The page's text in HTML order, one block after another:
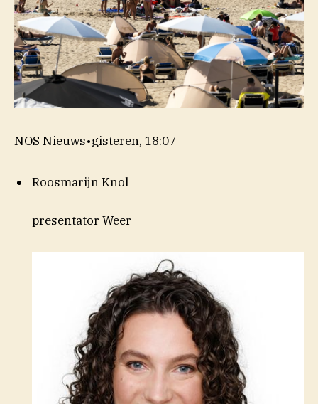
NOS Nieuws•gisteren, 18:07
Roosmarijn Knol
presentator Weer